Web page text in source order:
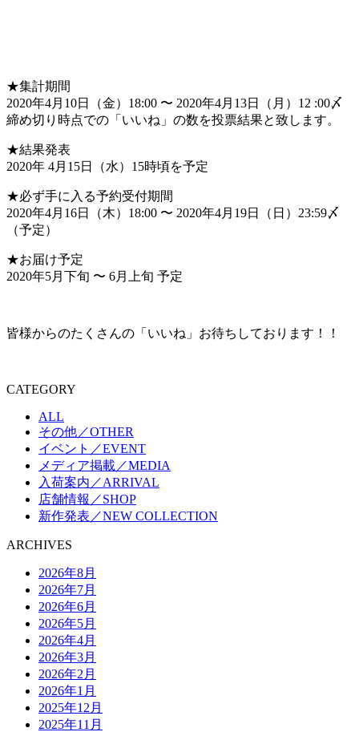
★集計期間
2020年4月10日（金）18:00 〜 2020年4月13日（月）12 :00〆
締め切り時点での「いいね」の数を投票結果と致します。
★結果発表
2020年 4月15日（水）15時頃を予定
★必ず手に入る予約受付期間
2020年4月16日（木）18:00 〜 2020年4月19日（日）23:59〆
（予定）
★お届け予定
2020年5月下旬 〜 6月上旬 予定
皆様からのたくさんの「いいね」お待ちしております！！
CATEGORY
ALL
その他／OTHER
イベント／EVENT
メディア掲載／MEDIA
入荷案内／ARRIVAL
店舗情報／SHOP
新作発表／NEW COLLECTION
ARCHIVES
2026年8月
2026年7月
2026年6月
2026年5月
2026年4月
2026年3月
2026年2月
2026年1月
2025年12月
2025年11月